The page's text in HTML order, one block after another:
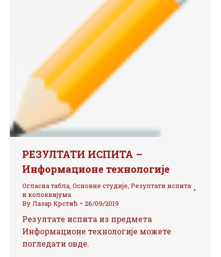
РЕЗУЛТАТИ ИСПИТА –
Информационе технологије
Огласна табла, Основне студије, Резултати испита
и колоквијума
ByЛазар Крстић 26/09/2019
Резултате испита из предмета
Информационе технологије можете
погледати овде.